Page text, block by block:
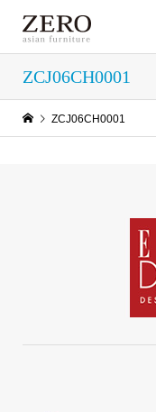
ZCJ06CH0001
ZCJ06CH0001